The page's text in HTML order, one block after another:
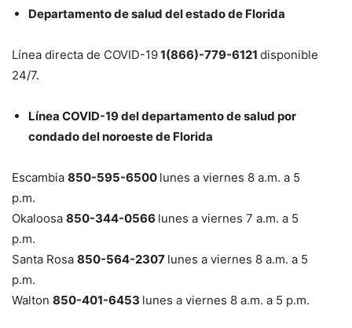
Departamento de salud del estado de Florida
Línea directa de COVID-191(866)-779-6121 disponible
24/7.
Línea COVID-19 del departamento de salud por
condado del noroeste de Florida
Escambia 850-595-6500 lunes a viernes 8 a.m. a 5
p.m.
Okaloosa 850-344-0566 lunes a viernes 7 a.m. a 5
p.m.
Santa Rosa 850-564-2307 lunes a viernes 8 a.m. a 5
p.m.
Walton 850-401-6453 lunes a viernes 8 a.m. a 5 p.m.